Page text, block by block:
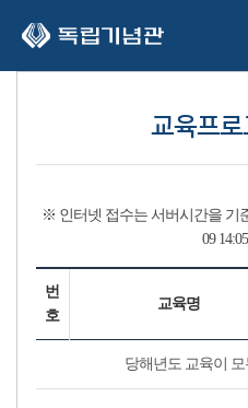
교육프
※ 인터넷 접수는 서버시간을 기
09
번
호
교육명
당해년도 교육이